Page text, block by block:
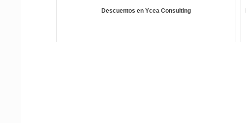
Descuentos en Ycea Consulting